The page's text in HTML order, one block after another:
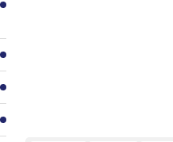
6
7
8
9